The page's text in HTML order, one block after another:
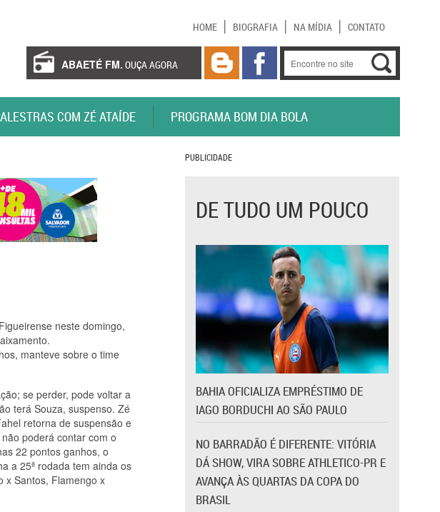
HOME BIOGRAFIA NA MÍDIA CONTATO
ABAETÉ FM. OUÇA AGORA
COM ZÉ ATAÍDE PROGRAMA BOM DIA BOLA
neste domingo,
manteve sobre o time
se perder, pode voltar a
terá Souza, suspenso. Zé
retorna de suspensão e
poderá contar com o
22 pontos ganhos, o
a 25ª rodada tem ainda os
x Santos, Flamengo x
PUBLICIDADE
DE TUDO UM POUCO
BAHIA OFICIALIZA EMPRÉSTIMO DE
IAGO BORDUCHI AO SÃO PAULO
NO BARRADÃO É DIFERENTE: VITÓRIA
DÁ SHOW, VIRA SOBRE ATHLETICO-PR E
AVANÇA ÀS QUARTAS DA COPA DO
BRASIL